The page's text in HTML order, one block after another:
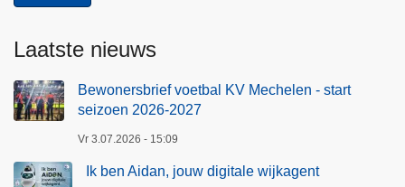
Laatste nieuws
Bewonersbrief voetbal KV Mechelen - start
seizoen 2026-2027
Vr 3.07.2026 - 15:09
Ik ben Aidan, jouw digitale wijkagent